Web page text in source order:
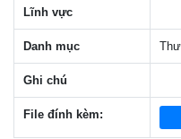
Lĩnh vực
Danh mục
Ghi chú
File đính kèm: